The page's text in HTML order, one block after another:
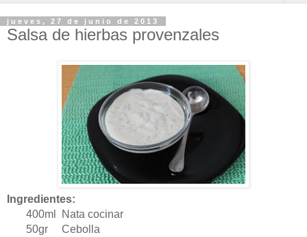
jueves, 27 de junio de 2013
Salsa de hierbas provenzales
Ingredientes:
400ml Nata cocinar
50gr Cebolla